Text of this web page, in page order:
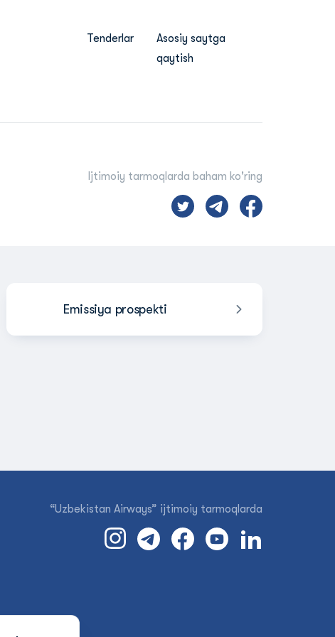
Tenderlar
Asosiy saytga
qaytish
Ijtimoiy tarmoqlarda baham ko'ring
Emissiya prospekti
“Uzbekistan Airways” ijtimoiy tarmoqlarda